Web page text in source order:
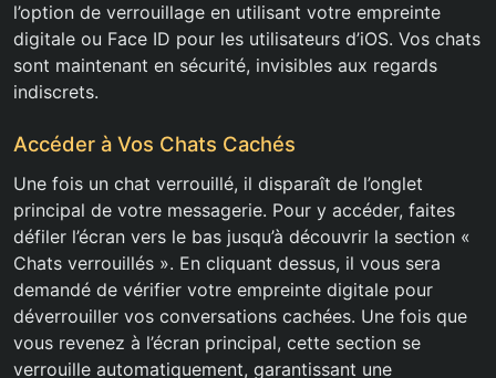
l’option de verrouillage en utilisant votre empreinte
digitale ou Face ID pour les utilisateurs d’iOS. Vos chats
sont maintenant en sécurité, invisibles aux regards
indiscrets.
Accéder à Vos Chats Cachés
Une fois un chat verrouillé, il disparaît de l’onglet
principal de votre messagerie. Pour y accéder, faites
défiler l’écran vers le bas jusqu’à découvrir la section «
Chats verrouillés ». En cliquant dessus, il vous sera
demandé de vérifier votre empreinte digitale pour
déverrouiller vos conversations cachées. Une fois que
vous revenez à l’écran principal, cette section se
verrouille automatiquement, garantissant une